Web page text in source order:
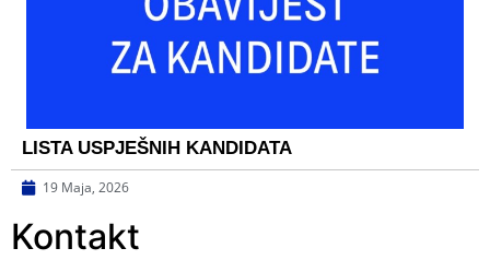
LISTA USPJEŠNIH KANDIDATA
19 Maja, 2026
Kontakt